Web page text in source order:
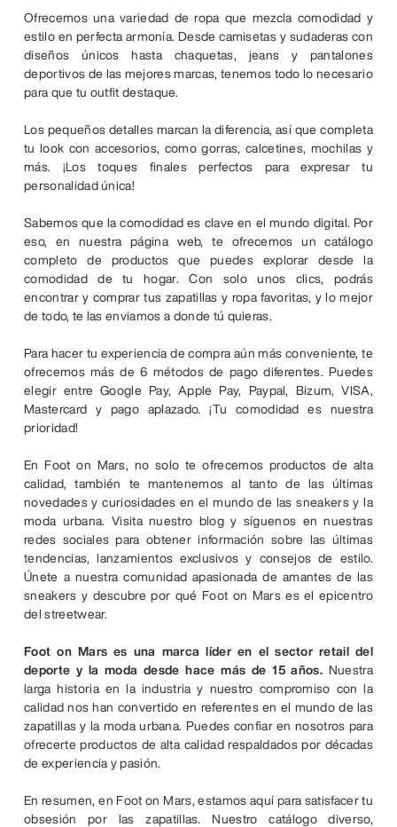
Ofrecemos una variedad de ropa que mezcla comodidad y
estilo en perfecta armonía. Desde camisetas y sudaderas con
diseños únicos hasta chaquetas, jeans y pantalones
deportivos de las mejores marcas, tenemos todo lo necesario
para que tu outfit destaque.
Los pequeños detalles marcan la diferencia, así que completa
tu look con accesorios, como gorras, calcetines, mochilas y
más. ¡Los toques finales perfectos para expresar tu
personalidad única!
Sabemos que la comodidad es clave en el mundo digital. Por
eso, en nuestra página web, te ofrecemos un catálogo
completo de productos que puedes explorar desde la
comodidad de tu hogar. Con solo unos clics, podrás
encontrar y comprar tus zapatillas y ropa favoritas, y lo mejor
de todo, te las enviamos a donde tú quieras.
Para hacer tu experiencia de compra aún más conveniente, te
ofrecemos más de 6 métodos de pago diferentes. Puedes
elegir entre Google Pay, Apple Pay, Paypal, Bizum, VISA,
Mastercard y pago aplazado. ¡Tu comodidad es nuestra
prioridad!
En Foot on Mars, no solo te ofrecemos productos de alta
calidad, también te mantenemos al tanto de las últimas
novedades y curiosidades en el mundo de las sneakers y la
moda urbana. Visita nuestro blog y síguenos en nuestras
redes sociales para obtener información sobre las últimas
tendencias, lanzamientos exclusivos y consejos de estilo.
Únete a nuestra comunidad apasionada de amantes de las
sneakers y descubre por qué Foot on Mars es el epicentro
del streetwear.
Foot on Mars es una marca líder en el sector retail del
deporte y la moda desde hace más de 15 años. Nuestra
larga historia en la industria y nuestro compromiso con la
calidad nos han convertido en referentes en el mundo de las
zapatillas y la moda urbana. Puedes confiar en nosotros para
ofrecerte productos de alta calidad respaldados por décadas
de experiencia y pasión.
En resumen, en Foot on Mars, estamos aquí para satisfacer tu
obsesión por las zapatillas. Nuestro catálogo diverso,